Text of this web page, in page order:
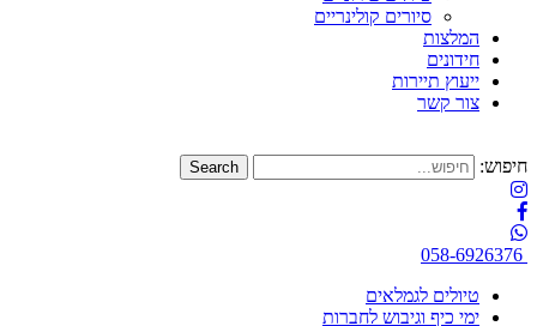
סיורים קולינריים
המלצות
חידונים
ייעוץ תיירות
צור קשר
חיפוש:
058-6926376
טיולים לגמלאים
ימי כיף וגיבוש לחברות